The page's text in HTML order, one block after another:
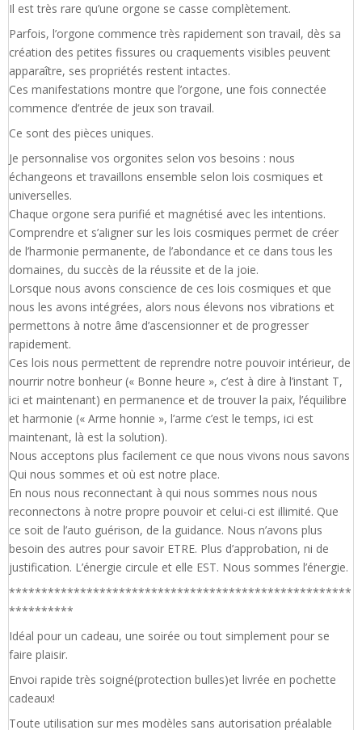
Il est très rare qu’une orgone se casse complètement.
Parfois, l’orgone commence très rapidement son travail, dès sa
création des petites fissures ou craquements visibles peuvent
apparaître, ses propriétés restent intactes.
Ces manifestations montre que l’orgone, une fois connectée
commence d’entrée de jeux son travail.
Ce sont des pièces uniques.
Je personnalise vos orgonites selon vos besoins : nous
échangeons et travaillons ensemble selon lois cosmiques et
universelles.
Chaque orgone sera purifié et magnétisé avec les intentions.
Comprendre et s’aligner sur les lois cosmiques permet de créer
de l’harmonie permanente, de l’abondance et ce dans tous les
domaines, du succès de la réussite et de la joie.
Lorsque nous avons conscience de ces lois cosmiques et que
nous les avons intégrées, alors nous élevons nos vibrations et
permettons à notre âme d’ascensionner et de progresser
rapidement.
Ces lois nous permettent de reprendre notre pouvoir intérieur, de
nourrir notre bonheur (« Bonne heure », c’est à dire à l’instant T,
ici et maintenant) en permanence et de trouver la paix, l’équilibre
et harmonie (« Arme honnie », l’arme c’est le temps, ici est
maintenant, là est la solution).
Nous acceptons plus facilement ce que nous vivons nous savons
Qui nous sommes et où est notre place.
En nous nous reconnectant à qui nous sommes nous nous
reconnectons à notre propre pouvoir et celui-ci est illimité. Que
ce soit de l’auto guérison, de la guidance. Nous n’avons plus
besoin des autres pour savoir ETRE. Plus d’approbation, ni de
justification. L’énergie circule et elle EST. Nous sommes l’énergie.
*****************************************************
**********
Idéal pour un cadeau, une soirée ou tout simplement pour se
faire plaisir.
Envoi rapide très soigné(protection bulles)et livrée en pochette
cadeaux!
Toute utilisation sur mes modèles sans autorisation préalable